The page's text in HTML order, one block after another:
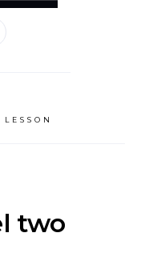
two
LESSON